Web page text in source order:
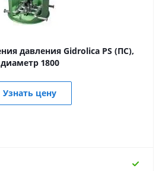
давления Gidrolica PS (ПС),
диаметр 1800
Узнать цену